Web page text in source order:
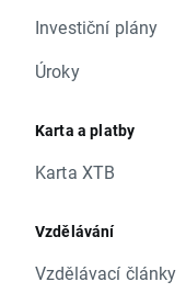
Investiční plány
Úroky
Karta a platby
Karta XTB
Vzdělávání
Vzdělávací články